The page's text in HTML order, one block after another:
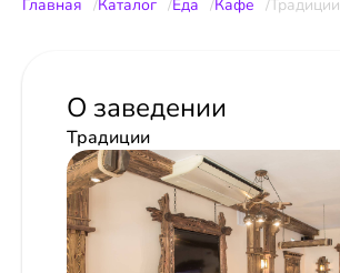
Главная Каталог Еда Кафе Традиции
О заведении
Традиции